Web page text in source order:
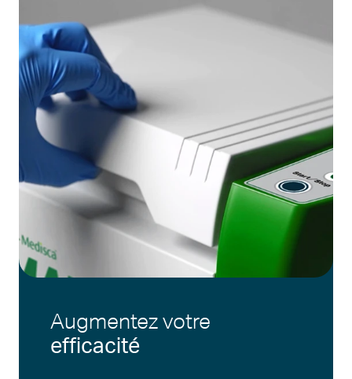
Augmentez votre
efficacité